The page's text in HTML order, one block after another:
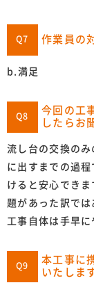
Q7 作業員の
b.満足
Q8
今回の工
したらお
流し台の交換の
に出すまでの過
けると安心でき
題があった訳では
工事自体は手早に
Q9
本工事に
いたしま